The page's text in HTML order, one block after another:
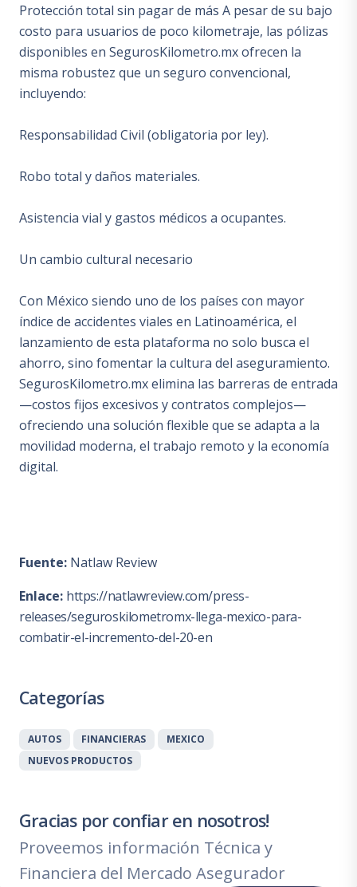
Protección total sin pagar de más A pesar de su bajo
costo para usuarios de poco kilometraje, las pólizas
disponibles en SegurosKilometro.mx ofrecen la
misma robustez que un seguro convencional,
incluyendo:
Responsabilidad Civil (obligatoria por ley).
Robo total y daños materiales.
Asistencia vial y gastos médicos a ocupantes.
Un cambio cultural necesario
Con México siendo uno de los países con mayor
índice de accidentes viales en Latinoamérica, el
lanzamiento de esta plataforma no solo busca el
ahorro, sino fomentar la cultura del aseguramiento.
SegurosKilometro.mx elimina las barreras de entrada
—costos fijos excesivos y contratos complejos—
ofreciendo una solución flexible que se adapta a la
movilidad moderna, el trabajo remoto y la economía
digital.
Fuente: Natlaw Review
Enlace: https://natlawreview.com/press-
releases/seguroskilometromx-llega-mexico-para-
combatir-el-incremento-del-20-en
Categorías
AUTOS FINANCIERAS
MEXICO
NUEVOS PRODUCTOS
Gracias por confiar en nosotros!
Proveemos información Técnica y
Financiera del Mercado Asegurador